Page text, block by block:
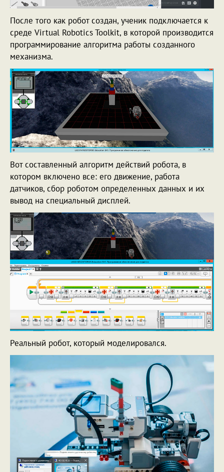
После того как робот создан, ученик подключается к
среде Virtual Robotics Toolkit, в которой производится
программирование алгоритма работы созданного
механизма.
Вот составленный алгоритм действий робота, в
котором включено все: его движение, работа
датчиков, сбор роботом определенных данных и их
вывод на специальный дисплей.
Реальный робот, который моделировался.